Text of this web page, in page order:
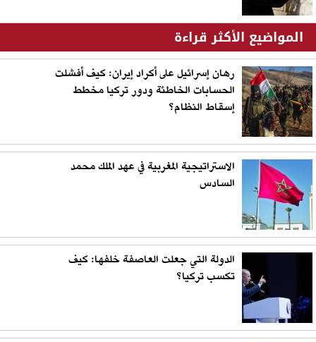
المواضيع الأكثر قراءة
رهان إسرائيل على أكراد إيران: كيف أفشلت
الحسابات الخاطئة ودور تركيا مخطط
إسقاط النظام؟
الاستراتيجية المغربية في عهد الملك محمد
السادس
الدولة التي جعلت العاصفة خلفها: كيف
تكسب تركيا؟